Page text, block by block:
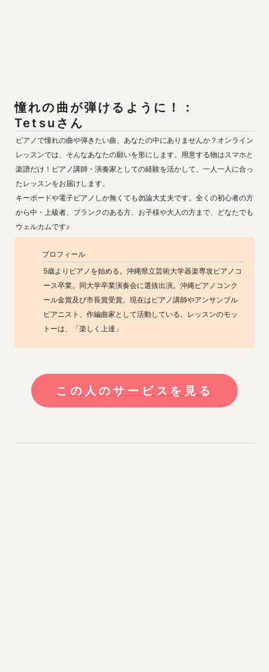
憧れの曲が弾けるように！：
Tetsuさん
ピアノで憧れの曲や弾きたい曲、あなたの中にありませんか？オンライン
レッスンでは、そんなあなたの願いを形にします。用意する物はスマホと
楽譜だけ！ピアノ講師・演奏家としての経験を活かして、一人一人に合っ
たレッスンをお届けします。
キーボードや電子ピアノしか無くても勿論大丈夫です。全くの初心者の方
から中・上級者、ブランクのある方、お子様や大人の方まで、どなたでも
ウェルカムです♪
プロフィール
5歳よりピアノを始める。沖縄県立芸術大学器楽専攻ピアノコ
ース卒業。同大学卒業演奏会に選抜出演。沖縄ピアノコンク
ール金賞及び市長賞受賞。現在はピアノ講師やアンサンブル
ピアニスト、作編曲家として活動している。レッスンのモッ
トーは、「楽しく上達」
この人のサービスを見る